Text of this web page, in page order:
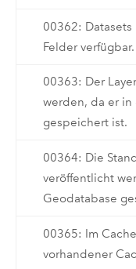
00362:
Felder verfügbar.
00363: Der
werden, da er
gespeichert ist.
00364: Die
veröffentlicht
Geodatabase
00365: Im
vorhandener